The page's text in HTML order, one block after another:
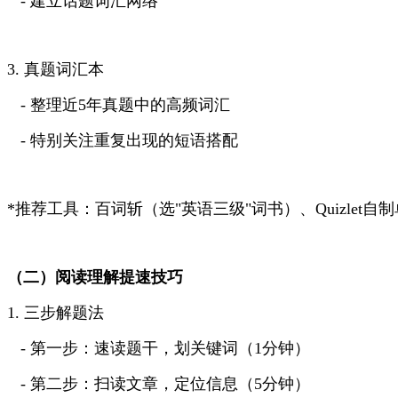
3. 真题词汇本
- 整理近5年真题中的高频词汇
- 特别关注重复出现的短语搭配
*推荐工具：百词斩（选"英语三级"词书）、Quizlet自
（二）阅读理解提速技巧
1. 三步解题法
- 第一步：速读题干，划关键词（1分钟）
- 第二步：扫读文章，定位信息（5分钟）